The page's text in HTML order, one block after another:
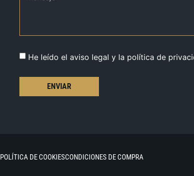
He leído el aviso legal y la política de
ENVIAR
POLÍTICA DE COOKIESCONDICIONES DE COMPRA